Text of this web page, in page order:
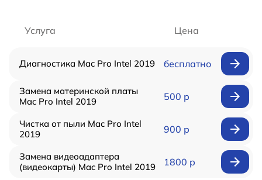
Услуга Цена
Диагностика Mac Pro Intel 2019 бесплатно
Замена материнской платы
Mac Pro Intel 2019
500 р
Чистка от пыли Mac Pro Intel
2019
900 р
Замена видеоадаптера
(видеокарты) Mac Pro Intel 2019
1800 р